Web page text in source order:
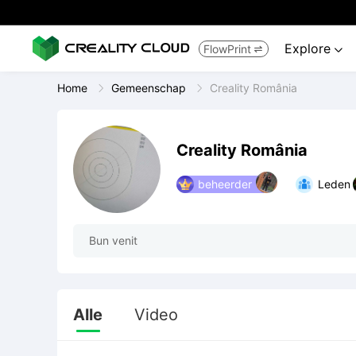
FlowPrint  Explore 
Home Gemeenschap Creality România
Creality România
beheerder Leden
Bun venit
Alle Video